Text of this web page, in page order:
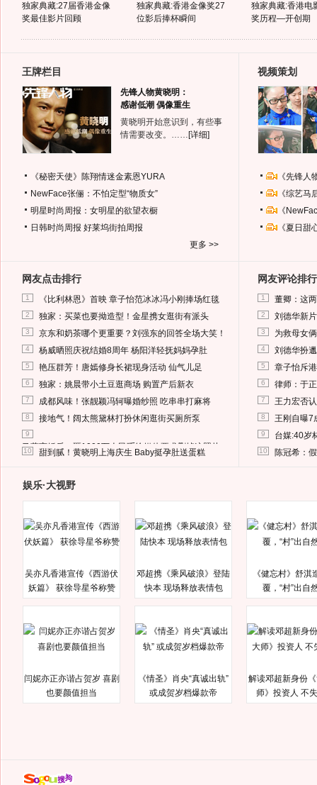
独家典藏:27届香港金像
奖最佳影片回顾
独家典藏:香港金像奖27
位影后捧杯瞬间
独家典藏:香港电
奖历程—开创期
王牌栏目
先锋人物黄晓明：
感谢低潮 偶像重生
黄晓明开始意识到，有些事
情需要改变。…… [详细]
《秘密天使》陈翔情迷金素恩YURA
NewFace张俪：不怕定型“物质女”
明星时尚周报：女明星的欲望衣橱
日韩时尚周报 好莱坞街拍周报
更多 >>
视频策划
《先锋
《综艺
《
《夏日
网友点击排行
1 《比利林恩》首映 章子怡范冰冰冯小刚捧场红毯
2 独家：买菜也要拗造型！金星携女逛街有派头
3 京东和奶茶哪个更重要？刘强东的回答全场大笑！
4 杨威晒照庆祝结婚8周年 杨阳洋轻抚妈妈孕肚
5 艳压群芳！唐嫣修身长裙现身活动 仙气儿足
6 独家：姚晨带小土豆逛商场 购置产后新衣
7 成都风味！张靓颖冯轲曝婚纱照 吃串串打麻将
8 接地气！阔太熊黛林打扮休闲逛街买厕所泵
9
马蓉离婚后，砸1000万人民币给媒体要求删掉这照片
10 甜到腻！黄晓明上海庆生 Baby挺孕肚送蛋糕
网友评论排行
1 董卿：这
2 刘德华新
3 为救母女
4 刘德华扮
5 章子怡斥
6 律师：于
7 王力宏否
8 王刚自曝7
9 台媒:40岁
10 陈冠希：
娱乐·大视野
吴亦凡香港宣传《西游伏
妖篇》 获徐导星爷称赞
邓超携《乘风破浪》登陆
快本 现场释放表情包
《健忘村》舒淇
覆，“村”出自
闫妮亦正亦谐占贺岁 喜剧
也要颜值担当
《情圣》肖央“真诚出轨”
或成贺岁档爆款帝
解读邓超新身份
师》投资人 不